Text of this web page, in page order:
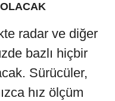
radar ve diğer
bazlı hiçbir
Sürücüler,
hız ölçüm